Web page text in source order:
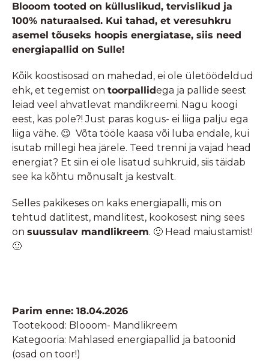
Blooom tooted on külluslikud, tervislikud ja
100% naturaalsed. Kui tahad, et veresuhkru
asemel tõuseks hoopis energiatase, siis need
energiapallid on Sulle!
Kõik koostisosad on mahedad, ei ole ületöödeldud
ehk, et tegemist on toorpallidega ja pallide seest
leiad veel ahvatlevat mandikreemi. Nagu koogi
eest, kas pole?! Just paras kogus- ei liiga palju ega
liiga vähe. 😉 Võta tööle kaasa või luba endale, kui
isutab millegi hea järele. Teed trenni ja vajad head
energiat? Et siin ei ole lisatud suhkruid, siis täidab
see ka kõhtu mõnusalt ja kestvalt.
Selles pakikeses on kaks energiapalli, mis on
tehtud datlitest, mandlitest, kookosest ning sees
on suussulav mandlikreem. 🙂 Head maiustamist!
🙂
Parim enne: 18.04.2026
Tootekood: Blooom- Mandlikreem
Kategooria: Mahlased energiapallid ja batoonid
(osad on toor!)